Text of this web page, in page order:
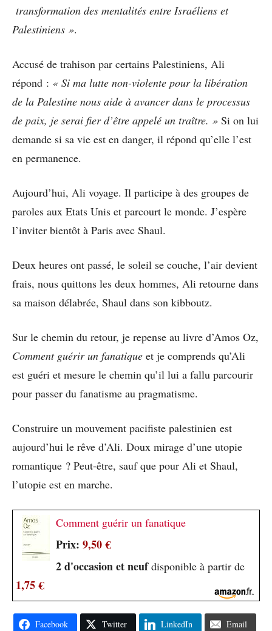
transformation des mentalités entre Israéliens et
Palestiniens ».
Accusé de trahison par certains Palestiniens, Ali
répond : « Si ma lutte non-violente pour la libération
de la Palestine nous aide à avancer dans le processus
de paix, je serai fier d’être appelé un traître. » Si on lui
demande si sa vie est en danger, il répond qu’elle l’est
en permanence.
Aujourd’hui, Ali voyage. Il participe à des groupes de
paroles aux Etats Unis et parcourt le monde. J’espère
l’inviter bientôt à Paris avec Shaul.
Deux heures ont passé, le soleil se couche, l’air devient
frais, nous quittons les deux hommes, Ali retourne dans
sa maison délabrée, Shaul dans son kibboutz.
Sur le chemin du retour, je repense au livre d’Amos Oz,
Comment guérir un fanatique et je comprends qu’Ali
est guéri et mesure le chemin qu’il lui a fallu parcourir
pour passer du fanatisme au pragmatisme.
Construire un mouvement pacifiste palestinien est
aujourd’hui le rêve d’Ali. Doux mirage d’une utopie
romantique ? Peut-être, sauf que pour Ali et Shaul,
l’utopie est en marche.
Comment guérir un fanatique
Prix: 9,50 €
2 d'occasion et neufdisponible à partir de
1,75 €
Facebook Twitter LinkedIn Email